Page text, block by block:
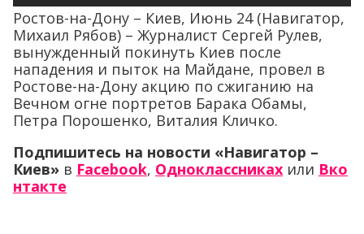
Ростов-на-Дону – Киев, Июнь 24 (Навигатор,
Михаил Рябов) – Журналист Сергей Рулев,
вынужденный покинуть Киев после
нападения и пыток на Майдане, провел в
Ростове-на-Дону акцию по сжиганию на
Вечном огне портретов Барака Обамы,
Петра Порошенко, Виталия Кличко.
Подпишитесь на новости «Навигатор –
Киев» в Facebook, Одноклассниках или Вко
нтакте